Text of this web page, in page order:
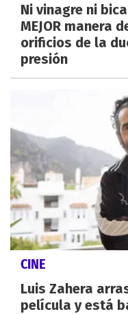
Ni vinagre ni
MEJOR manera
orificios de la
presión
CINE
Luis Zahera
película y está